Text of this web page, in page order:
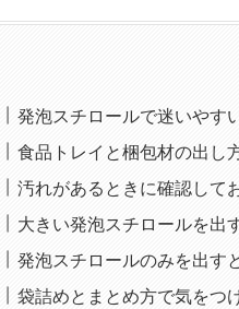
発泡スチロールで迷いやす
食品トレイと梱包材の出し
汚れがあるときに確認して
大きい発泡スチロールを出
発泡スチロールのみを出す
袋詰めとまとめ方で気をつ